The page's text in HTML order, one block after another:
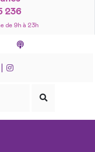
236
de 9h à 23h
Foire aux questions
Lancer
recherche